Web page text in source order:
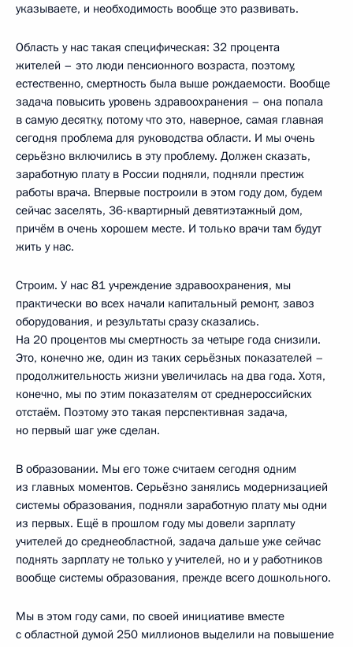
указываете, и необходимость вообще это развивать.
Область у нас такая специфическая: 32 процента
жителей – это люди пенсионного возраста, поэтому,
естественно, смертность была выше рождаемости. Вообще
задача повысить уровень здравоохранения – она попала
в самую десятку, потому что это, наверное, самая главная
сегодня проблема для руководства области. И мы очень
серьёзно включились в эту проблему. Должен сказать,
заработную плату в России подняли, подняли престиж
работы врача. Впервые построили в этом году дом, будем
сейчас заселять, 36-квартирный девятиэтажный дом,
причём в очень хорошем месте. И только врачи там будут
жить у нас.
Строим. У нас 81 учреждение здравоохранения, мы
практически во всех начали капитальный ремонт, завоз
оборудования, и результаты сразу сказались.
На 20 процентов мы смертность за четыре года снизили.
Это, конечно же, один из таких серьёзных показателей –
продолжительность жизни увеличилась на два года. Хотя,
конечно, мы по этим показателям от среднероссийских
отстаём. Поэтому это такая перспективная задача,
но первый шаг уже сделан.
В образовании. Мы его тоже считаем сегодня одним
из главных моментов. Серьёзно занялись модернизацией
системы образования, подняли заработную плату мы одни
из первых. Ещё в прошлом году мы довели зарплату
учителей до среднеобластной, задача дальше уже сейчас
поднять зарплату не только у учителей, но и у работников
вообще системы образования, прежде всего дошкольного.
Мы в этом году сами, по своей инициативе вместе
с областной думой 250 миллионов выделили на повышение